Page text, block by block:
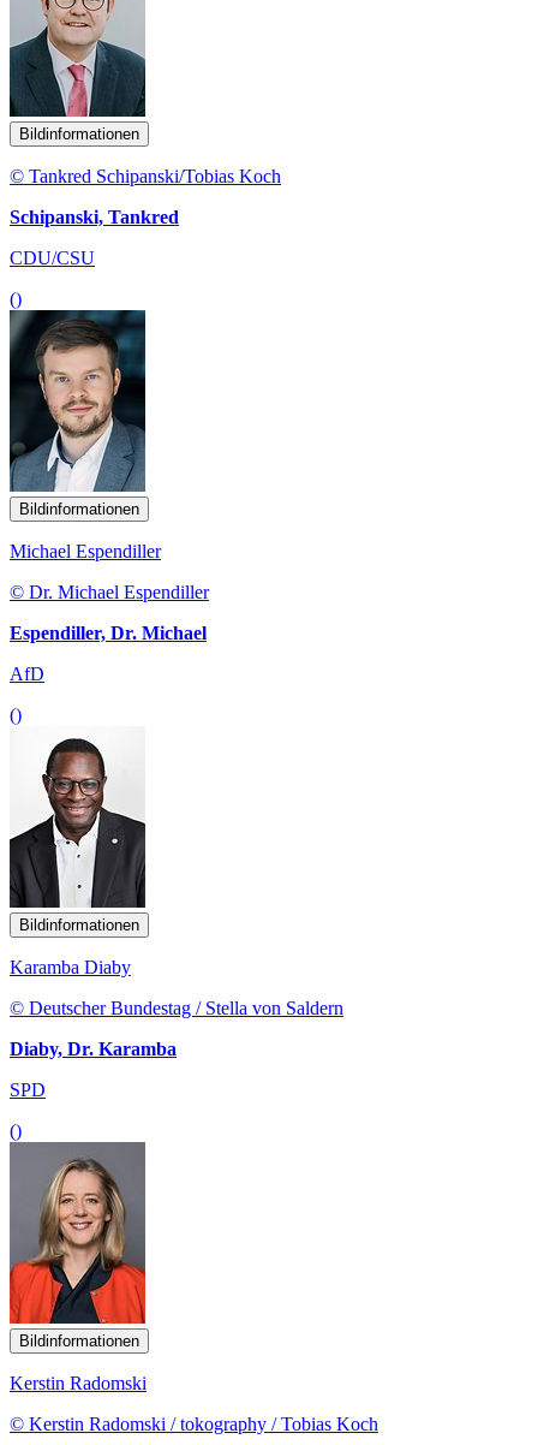
Bildinformationen
© Tankred Schipanski/Tobias Koch
Schipanski, Tankred
CDU/CSU
()
Bildinformationen
Michael Espendiller
© Dr. Michael Espendiller
Espendiller, Dr. Michael
AfD
()
Bildinformationen
Karamba Diaby
© Deutscher Bundestag / Stella von Saldern
Diaby, Dr. Karamba
SPD
()
Bildinformationen
Kerstin Radomski
© Kerstin Radomski / tokography / Tobias Koch